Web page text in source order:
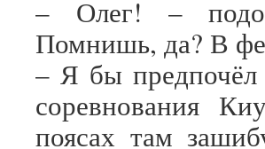
– Олег! –
Помнишь, да? В
– Я бы предпочёл
соревнования
поясах там